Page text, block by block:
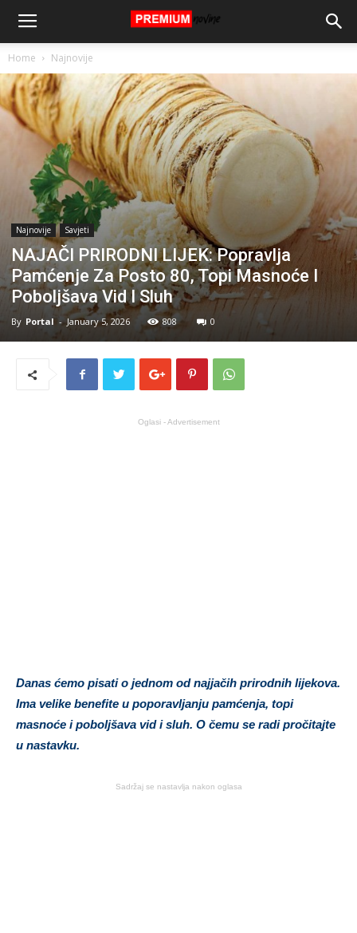
Home Najnovije
Najnovije Savjeti
NAJAČI PRIRODNI LIJEK: Popravlja
Pamćenje Za Posto 80, Topi Masnoće I
Poboljšava Vid I Sluh
By Portal - January 5, 2026 808 0
Oglasi - Advertisement
Danas ćemo pisati o jednom od najjačih prirodnih lijekova.
Ima velike benefite u poporavljanju pamćenja, topi
masnoće i poboljšava vid i sluh. O čemu se radi pročitajte
u nastavku.
Sadržaj se nastavlja nakon oglasa